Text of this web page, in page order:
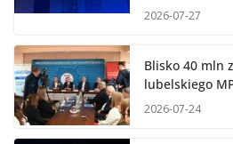
2026-07-27
Blisko 40 mln
lubelskiego
2026-07-24